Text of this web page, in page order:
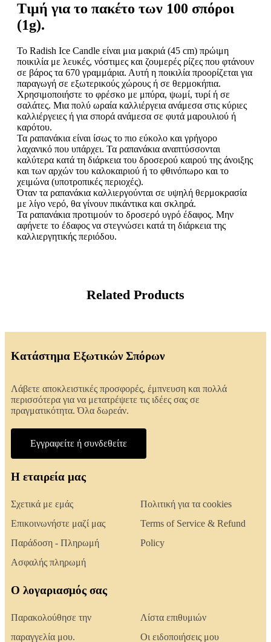
Τιμή για το πακέτο των 100 σπόροι
(1g).
Το Radish Ice Candle είναι μια μακριά (45 cm) πρώιμη
ποικιλία με λευκές, νόστιμες και ζουμερές ρίζες που φτάνουν
σε βάρος τα 670 γραμμάρια. Αυτή η ποικιλία προορίζεται για
παραγωγή σε εξωτερικούς χώρους ή σε θερμοκήπια.
Χρησιμοποιήστε το φρέσκο με μπύρα, ψωμί, τυρί ή σε
σαλάτες. Μια πολύ ωραία καλλιέργεια ανάμεσα στις κύριες
καλλιέργειες ή για σπορά ανάμεσα σε φυτά μαρουλιού ή
καρότου.
Τα ραπανάκια είναι ίσως το πιο εύκολο και γρήγορο
λαχανικό που υπάρχει. Τα ραπανάκια αναπτύσσονται
καλύτερα κατά τη διάρκεια του δροσερού καιρού της άνοιξης
και των αρχών του καλοκαιριού ή το φθινόπωρο και το
χειμώνα (υποτροπικές περιοχές).
Όταν τα ραπανάκια καλλιεργούνται σε υψηλή θερμοκρασία
με λίγο νερό, θα γίνουν πικάντικα και σκληρά.
Τα ραπανάκια προτιμούν το δροσερό υγρό έδαφος. Μην
αφήνετε το έδαφος να στεγνώσει κατά τη διάρκεια της
καλλιεργητικής περιόδου.
Related Products
Κατάστημα Εξωτικών Σπόρων
Λάβετε αποκλειστικές προσφορές, έμπνευση και πολλά
περισσότερα για να μετατρέψετε τις ιδέες σας σε
πραγματικότητα. Όλα δωρεάν.
Εγγραφείτε ή συνδεθείτε
Η εταιρεία μας
Σχετικά με εμάς
Επικοινωνήστε μαζί μας
Παράδοση - Πληρωμή
Ασφαλής πληρωμή
Πολιτική για τα cookies
Terms of Service & Refund
Policy
Ο λογαριασμός σας
Παρακολούθησε την
παραγγελία μου.
Λίστα επιθυμιών
Οι ειδοποιήσεις μου